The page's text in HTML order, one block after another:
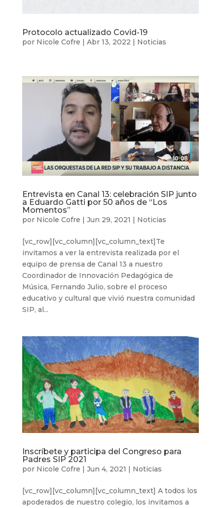
Protocolo actualizado Covid-19
por Nicole Cofre | Abr 13, 2022 | Noticias
Entrevista en Canal 13: celebración SIP junto
a Eduardo Gatti por 50 años de “Los
Momentos”
por Nicole Cofre | Jun 29, 2021 | Noticias
[vc_row][vc_column][vc_column_text]Te
invitamos a ver la entrevista realizada por el
equipo de prensa de Canal 13 a nuestro
Coordinador de Innovación Pedagógica de
Música, Fernando Julio, sobre el proceso
educativo y cultural que vivió nuestra comunidad
SIP, al...
Inscríbete y participa del Congreso para
Padres SIP 2021
por Nicole Cofre | Jun 4, 2021 | Noticias
[vc_row][vc_column][vc_column_text] A todos los
apoderados de nuestro colegio, los invitamos a